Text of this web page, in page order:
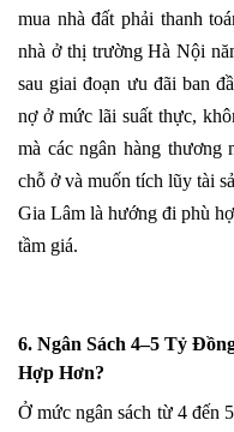
mua nhà đất phải thanh
nhà ở thị trường Hà Nội
sau giai đoạn ưu đãi ban
nợ ở mức lãi suất thực,
mà các ngân hàng
chỗ ở và muốn tích lũy tài
Gia Lâm là hướng đi phù
tầm giá.
6. Ngân Sách 4–5 Tỷ
Hợp Hơn?
Ở mức ngân sách từ 4 đến